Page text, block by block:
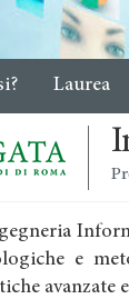
Laurea
e
avanzate